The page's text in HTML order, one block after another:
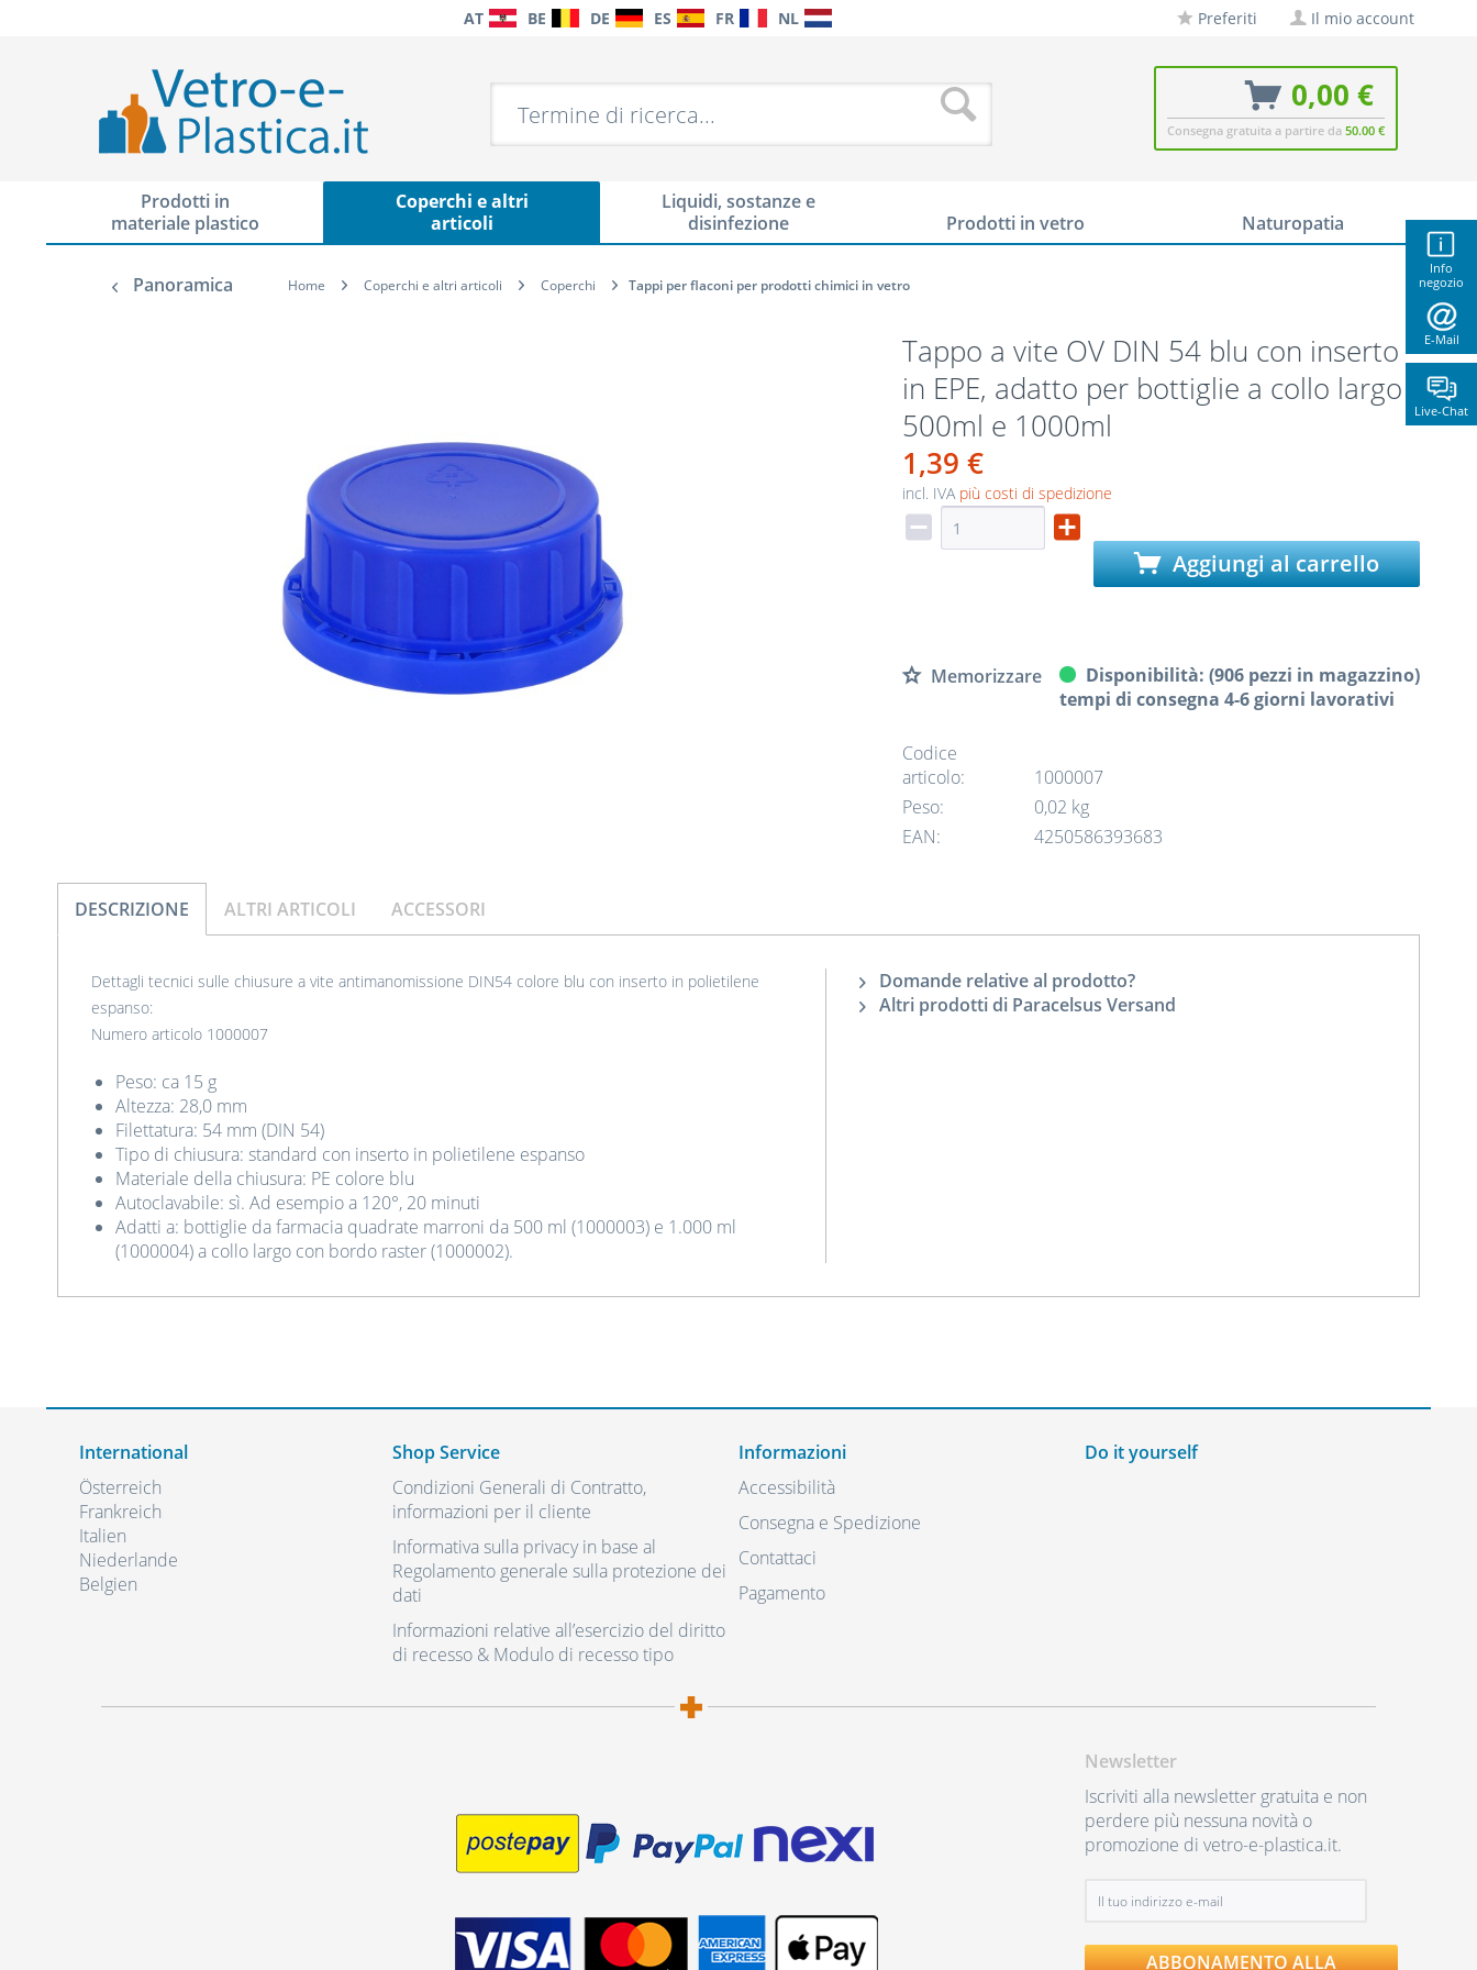
Info
negozio
E-Mail
Live-Chat
AT BE DE ES FR NL Preferiti Il mio account
0,00 €
Consegna gratuita a partire da 50.00 €
Prodotti in
materiale plastico
Coperchi e altri
articoli
Liquidi, sostanze e
disinfezione
Prodotti in vetro Naturopatia
Panoramica Home Coperchi e altri articoli Coperchi Tappi per flaconi per prodotti chimici in vetro
Tappo a vite OV DIN 54 blu con inserto
in EPE, adatto per bottiglie a collo largo
500ml e 1000ml
1,39 €
incl. IVA più costi di spedizione
Aggiungi al carrello
Memorizzare
Disponibilità: (906 pezzi in magazzino)
tempi di consegna 4-6 giorni lavorativi
Codice
articolo:
1000007
Peso:
0,02 kg
EAN:
4250586393683
DESCRIZIONE ALTRI ARTICOLI ACCESSORI
Dettagli tecnici sulle chiusure a vite antimanomissione DIN54 colore blu con inserto in polietilene
espanso:
Numero articolo 1000007
Peso: ca 15 g
Altezza: 28,0 mm
Filettatura: 54 mm (DIN 54)
Tipo di chiusura: standard con inserto in polietilene espanso
Materiale della chiusura: PE colore blu
Autoclavabile: sì. Ad esempio a 120°, 20 minuti
Adatti a: bottiglie da farmacia quadrate marroni da 500 ml (1000003) e 1.000 ml
(1000004) a collo largo con bordo raster (1000002).
Domande relative al prodotto?
Altri prodotti di Paracelsus Versand
International
Österreich
Frankreich
Italien
Niederlande
Belgien
Shop Service
Condizioni Generali di Contratto,
informazioni per il cliente
Informativa sulla privacy in base al
Regolamento generale sulla protezione dei
dati
Informazioni relative all’esercizio del diritto
di recesso & Modulo di recesso tipo
Informazioni
Accessibilità
Consegna e Spedizione
Contattaci
Pagamento
Do it yourself
Newsletter
Iscriviti alla newsletter gratuita e non
perdere più nessuna novità o
promozione di vetro-e-plastica.it.
ABBONAMENTO ALLA